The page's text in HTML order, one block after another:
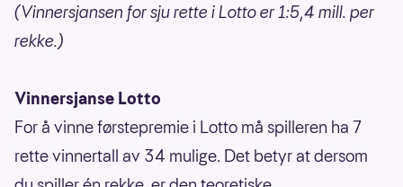
(Vinnersjansen for sju rette i Lotto er 1:5,4 mill. per
rekke.)
Vinnersjanse Lotto
For å vinne førstepremie i Lotto må spilleren ha 7
rette vinnertall av 34 mulige. Det betyr at dersom